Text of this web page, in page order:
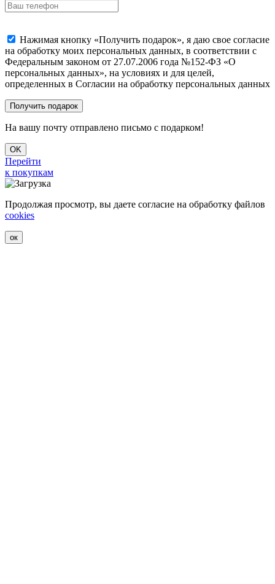
Нажимая кнопку «Получить подарок», я даю свое согласие
на обработку моих персональных данных, в соответствии с
Федеральным законом от 27.07.2006 года №152-ФЗ «О
персональных данных», на условиях и для целей,
определенных в Согласии на обработку персональных данных
На вашу почту отправлено письмо с подарком!
OK
Перейти
к покупкам
Продолжая просмотр, вы даете согласие на обработку файлов
cookies
ок